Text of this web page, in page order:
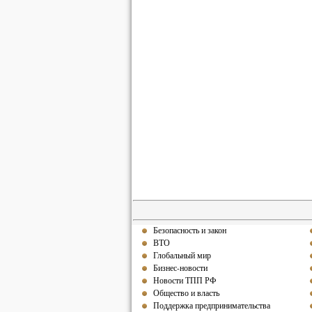
Безопасность и закон
ВТО
Глобальный мир
Бизнес-новости
Новости ТПП РФ
Общество и власть
Поддержка предпринимательства